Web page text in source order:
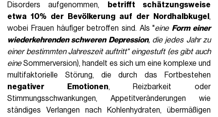
Disorders aufgenommen,
betrifft schätzungsweise
etwa 10% der Bevölkerung auf der Nordhalbkugel ,
wobei Frauen häufiger betroffen sind. Als "eine Form einer
wiederkehrenden schweren Depression, die jedes Jahr zu
einer bestimmten Jahreszeit auftritt" eingestuft (es gibt auch
eineSommerversion), handelt es sich um eine komplexe und
multifaktorielle Störung, die durch das Fortbestehen
negativer Emotionen, Reizbarkeit oder
Stimmungsschwankungen, Appetitveränderungen wie
ständiges Verlangen nach Kohlenhydraten, übermäßigen